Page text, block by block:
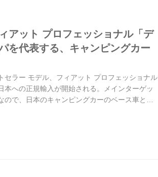
アット プロフェッショナル「デ
を代表する、キャンピングカー
セラー モデル、フィアット プロフェッショナル
本への正規輸入が開始される。メインターゲッ
で、日本のキャンピングカーのベース車とし